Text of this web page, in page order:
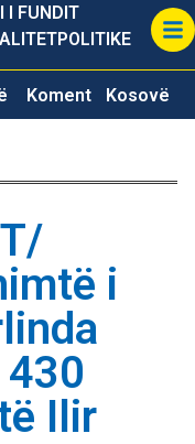
I FUNDIT
POLITIKE
Koment Kosovë
i
430
Ilir